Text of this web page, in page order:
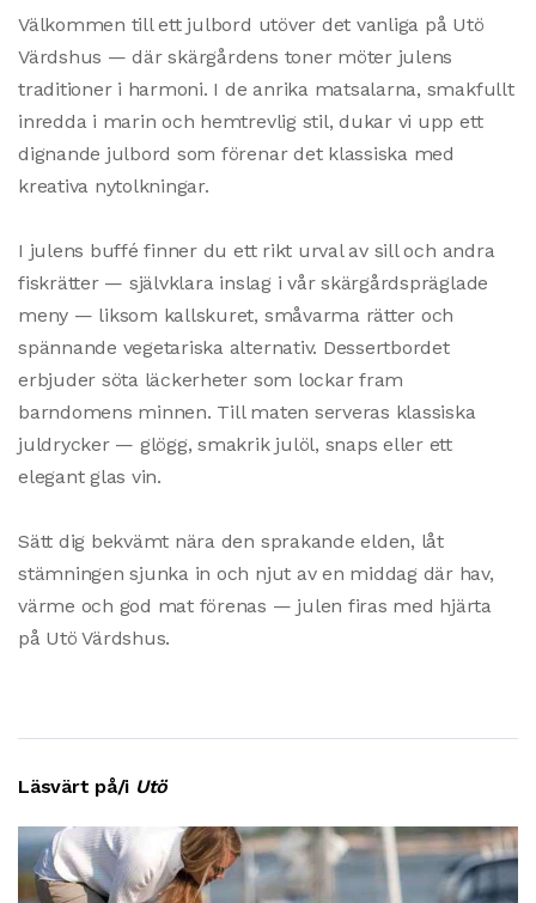
Välkommen till ett julbord utöver det vanliga på Utö
Värdshus — där skärgårdens toner möter julens
traditioner i harmoni. I de anrika matsalarna, smakfullt
inredda i marin och hemtrevlig stil, dukar vi upp ett
dignande julbord som förenar det klassiska med
kreativa nytolkningar.
I julens buffé finner du ett rikt urval av sill och andra
fiskrätter — självklara inslag i vår skärgårdspräglade
meny — liksom kallskuret, småvarma rätter och
spännande vegetariska alternativ. Dessertbordet
erbjuder söta läckerheter som lockar fram
barndomens minnen. Till maten serveras klassiska
juldrycker — glögg, smakrik julöl, snaps eller ett
elegant glas vin.
Sätt dig bekvämt nära den sprakande elden, låt
stämningen sjunka in och njut av en middag där hav,
värme och god mat förenas — julen firas med hjärta
på Utö Värdshus.
Läsvärt på/i Utö